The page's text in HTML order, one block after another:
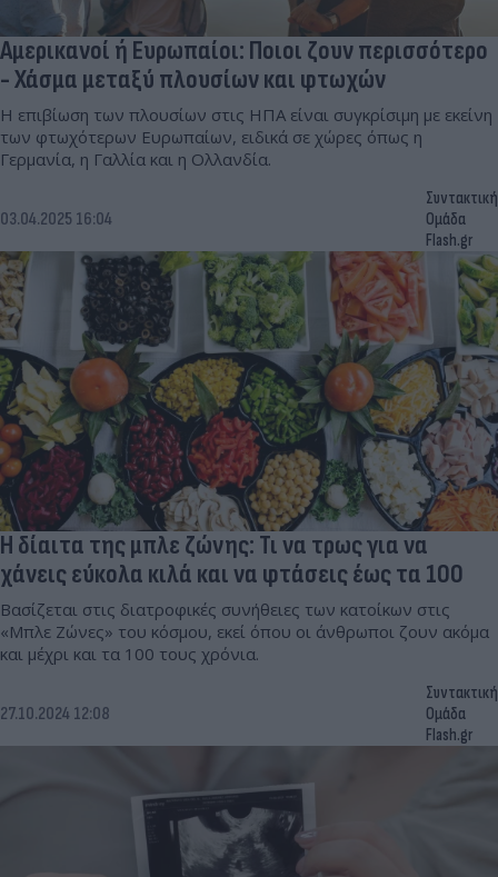
Αμερικανοί ή Ευρωπαίοι: Ποιοι ζουν περισσότερο
- Χάσμα μεταξύ πλουσίων και φτωχών
Η επιβίωση των πλουσίων στις ΗΠΑ είναι συγκρίσιμη με εκείνη
των φτωχότερων Ευρωπαίων, ειδικά σε χώρες όπως η
Γερμανία, η Γαλλία και η Ολλανδία.
03.04.2025 16:04
Συντακτική
Ομάδα
Flash.gr
Η δίαιτα της μπλε ζώνης: Τι να τρως για να
χάνεις εύκολα κιλά και να φτάσεις έως τα 100
Βασίζεται στις διατροφικές συνήθειες των κατοίκων στις
«Μπλε Ζώνες» του κόσμου, εκεί όπου οι άνθρωποι ζουν ακόμα
και μέχρι και τα 100 τους χρόνια.
27.10.2024 12:08
Συντακτική
Ομάδα
Flash.gr